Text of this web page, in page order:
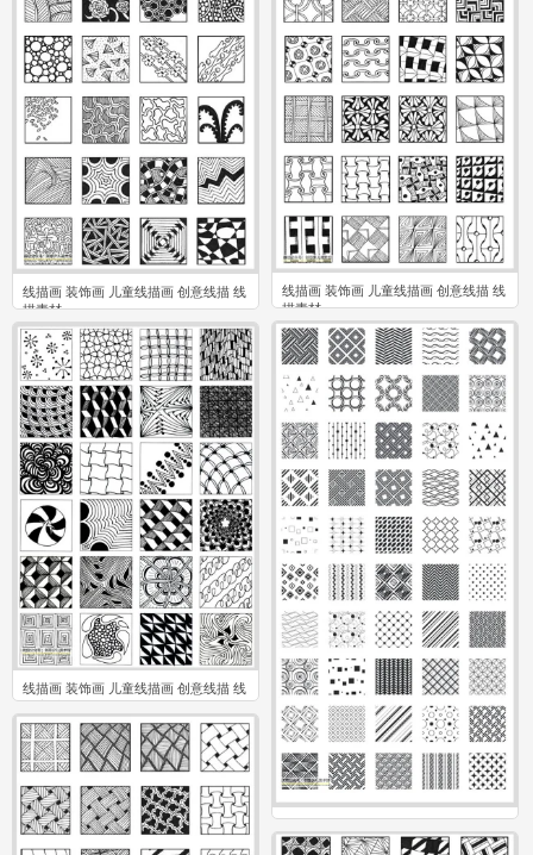
线描画 装饰画 儿童线描画 创意线描 线
描素材
0
线描画 装饰画 儿童线描画 创意线描 线
描素材
0
线描画 装饰画 儿童线描画 创意线描 线
描素材
0
描素材